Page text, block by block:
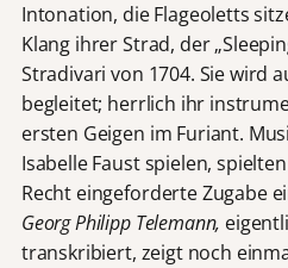
Intonation, die Flageoletts
Klang ihrer Strad, der
Stradivari von 1704. Sie wird
begleitet; herrlich ihr
ersten Geigen im Furiant.
Isabelle Faust spielen,
Recht eingeforderte Zugabe
Georg Philipp Telemann,
transkribiert, zeigt noch